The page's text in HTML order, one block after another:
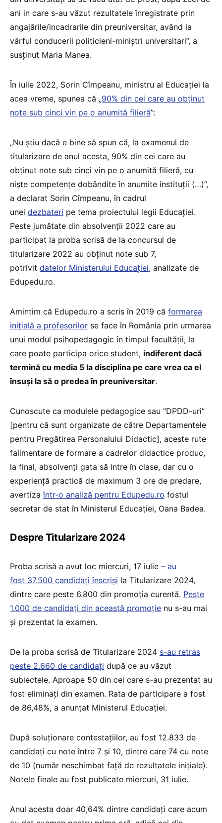
ani in care s-au văzut rezultatele înregistrate prin
angajările/incadrarile din preuniversitar, având la
vârful conducerii politicieni-miniștri universitari”, a
susținut Maria Manea.
În iulie 2022, Sorin Cîmpeanu, ministru al Educației la
acea vreme, spunea că „90% din cei care au obținut
note sub cinci vin pe o anumită filieră”:
„Nu știu dacă e bine să spun că, la examenul de
titularizare de anul acesta, 90% din cei care au
obținut note sub cinci vin pe o anumită filieră, cu
niște competențe dobândite în anumite instituții (…)”,
a declarat Sorin Cîmpeanu, în cadrul
unei dezbateri pe tema proiectului legii Educației.
Peste jumătate din absolvenții 2022 care au
participat la proba scrisă de la concursul de
titularizare 2022 au obținut note sub 7,
potrivit datelor Ministerului Educației, analizate de
Edupedu.ro.
Amintim că Edupedu.ro a scris în 2019 că formarea
inițială a profesorilor se face în România prin urmarea
unui modul psihopedagogic în timpul facultății, la
care poate participa orice student, indiferent dacă
termină cu media 5 la disciplina pe care vrea ca el
însuși la să o predea în preuniversitar.
Cunoscute ca modulele pedagogice sau “DPDD-uri”
[pentru că sunt organizate de către Departamentele
pentru Pregătirea Personalului Didactic], aceste rute
falimentare de formare a cadrelor didactice produc,
la final, absolvenți gata să intre în clase, dar cu o
experiență practică de maximum 3 ore de predare,
avertizaîntr-o analiză pentru Edupedu.ro fostul
secretar de stat în Ministerul Educației, Oana Badea.
Despre Titularizare 2024
Proba scrisă a avut loc miercuri, 17 iulie – au
fost 37.500 candidați înscriși la Titularizare 2024,
dintre care peste 6.800 din promoția curentă. Peste
1.000 de candidați din această promoție nu s-au mai
și prezentat la examen.
De la proba scrisă de Titularizare 2024 s-au retras
peste 2.660 de candidați după ce au văzut
subiectele. Aproape 50 din cei care s-au prezentat au
fost eliminați din examen. Rata de participare a fost
de 86,48%, a anunțat Ministerul Educației.
După soluționare contestațiilor, au fost 12.833 de
candidați cu note între 7 și 10, dintre care 74 cu note
de 10 (număr neschimbat față de rezultatele inițiale).
Notele finale au fost publicate miercuri, 31 iulie.
Anul acesta doar 40,64% dintre candidați care acum